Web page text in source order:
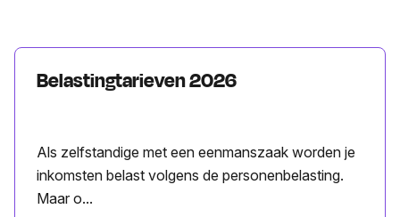
Belastingtarieven 2026
Als zelfstandige met een eenmanszaak worden je
inkomsten belast volgens de personenbelasting.
Maar o...